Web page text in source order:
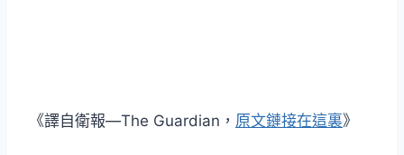
《譯自衛報—The Guardian， 原文鏈接在這裏》